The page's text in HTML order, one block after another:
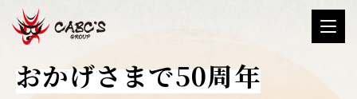
おかげさまで50周年